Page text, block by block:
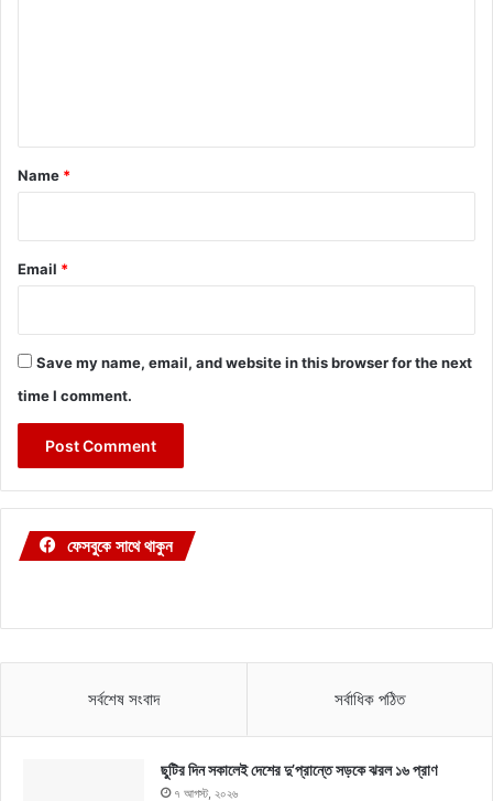
*
Name *
Email *
Save my name, email, and website in this browser for the next
time I comment.
ফেসবুকে সাথে থাকুন
সর্বশেষ সংবাদ সর্বাধিক পঠিত
ছুটির দিন সকালেই দেশের দু’প্রান্তে সড়কে ঝরল ১৬ প্রাণ
৭ আগস্ট, ২০২৬